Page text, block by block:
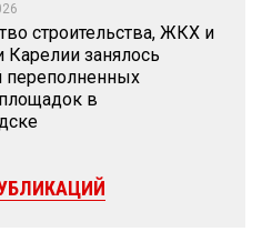
строительства, ЖКХ и
Карелии занялось
переполненных
в